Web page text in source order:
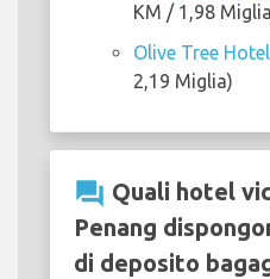
KM / 1,98
Olive Tree
2,19 Miglia)
question_answer Quali hotel
Penang
di deposito